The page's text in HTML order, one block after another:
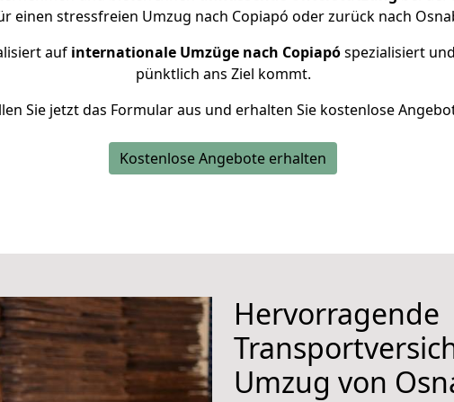
einen stressfreien Umzug nach Copiapó oder zurück nach
auf internationale Umzüge nach Copiapóspezialisiert
pünktlich ans Ziel kommt.
Sie jetzt das Formular aus und erhalten Sie kostenlose
Kostenlose Angebote erhalten
Hervorragende
Umzug von